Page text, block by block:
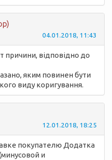
04.01.2018, 11:43
причини, відповідно до
яким повинен бути
виду коригування.
12.01.2018, 18:25
покупателю Додатка
и